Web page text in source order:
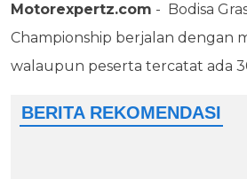
Motorexpertz.com - Bodisa
Championship berjalan dengan
walaupun peserta tercatat ada